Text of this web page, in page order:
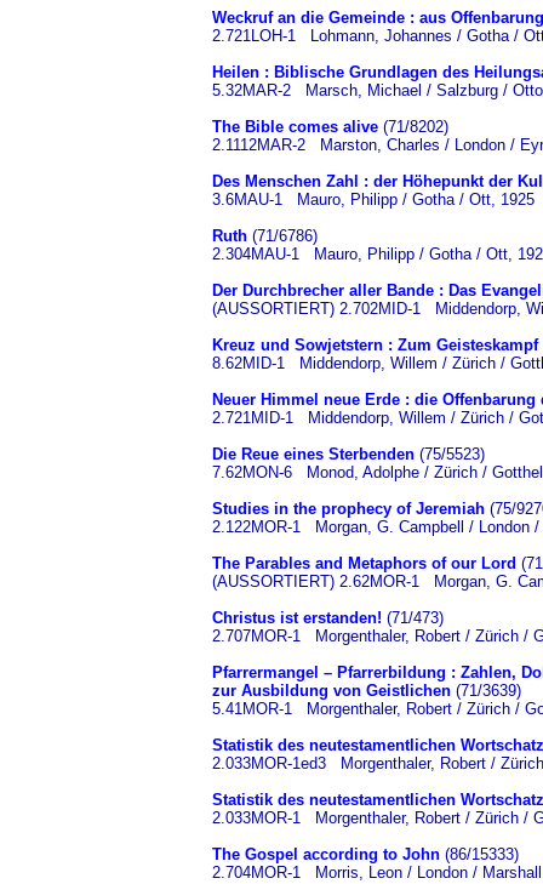
Weckruf an die Gemeinde : aus
2.721LOH-1 Lohmann, Johannes / Gotha /
Heilen : Biblische Grundlagen des
5.32MAR-2 Marsch, Michael / Salzburg /
The Bible comes alive (71/8202)
2.1112MAR-2 Marston, Charles / London /
Des Menschen Zahl : der Höhepunkt der
3.6MAU-1 Mauro, Philipp / Gotha / Ott, 1925
Ruth (71/6786)
2.304MAU-1 Mauro, Philipp / Gotha / Ott,
Der Durchbrecher aller Bande : Das
(AUSSORTIERT) 2.702MID-1 Middendorp,
Kreuz und Sowjetstern : Zum Geisteskampf
8.62MID-1 Middendorp, Willem / Zürich /
Neuer Himmel neue Erde : die Offenbarung
2.721MID-1 Middendorp, Willem / Zürich /
Die Reue eines Sterbenden (75/5523)
7.62MON-6 Monod, Adolphe / Zürich /
Studies in the prophecy of Jeremiah (75/
2.122MOR-1 Morgan, G. Campbell / London
The Parables and Metaphors of our Lord
(AUSSORTIERT) 2.62MOR-1 Morgan, G.
Christus ist erstanden! (71/473)
2.707MOR-1 Morgenthaler, Robert / Zürich /
Pfarrermangel – Pfarrerbildung : Zahlen,
zur Ausbildung von Geistlichen (71/3639)
5.41MOR-1 Morgenthaler, Robert / Zürich /
Statistik des neutestamentlichen
2.033MOR-1ed3 Morgenthaler, Robert /
Statistik des neutestamentlichen
2.033MOR-1 Morgenthaler, Robert / Zürich /
The Gospel according to John (86/15333)
2.704MOR-1 Morris, Leon / London /